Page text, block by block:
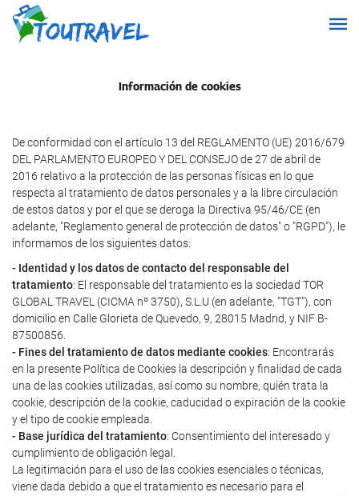
Información de cookies
De conformidad con el artículo 13 del REGLAMENTO (UE) 2016/679
DEL PARLAMENTO EUROPEO Y DEL CONSEJO de 27 de abril de
2016 relativo a la protección de las personas físicas en lo que
respecta al tratamiento de datos personales y a la libre circulación
de estos datos y por el que se deroga la Directiva 95/46/CE (en
adelante, "Reglamento general de protección de datos" o "RGPD"), le
informamos de los siguientes datos:
- Identidad y los datos de contacto del responsable del
tratamiento: El responsable del tratamiento es la sociedad TOR
GLOBAL TRAVEL (CICMA nº 3750), S.L.U (en adelante, "TGT"), con
domicilio en Calle Glorieta de Quevedo, 9, 28015 Madrid, y NIF B-
87500856.
- Fines del tratamiento de datos mediante cookies: Encontrarás
en la presente Política de Cookies la descripción y finalidad de cada
una de las cookies utilizadas, así como su nombre, quién trata la
cookie, descripción de la cookie, caducidad o expiración de la cookie
y el tipo de cookie empleada.
- Base jurídica del tratamiento: Consentimiento del interesado y
cumplimiento de obligación legal.
La legitimación para el uso de las cookies esenciales o técnicas,
viene dada debido a que el tratamiento es necesario para el